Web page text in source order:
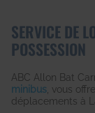
SERVICE DE
POSSESSION
ABC Allon Bat
minibus , vous
déplacements à